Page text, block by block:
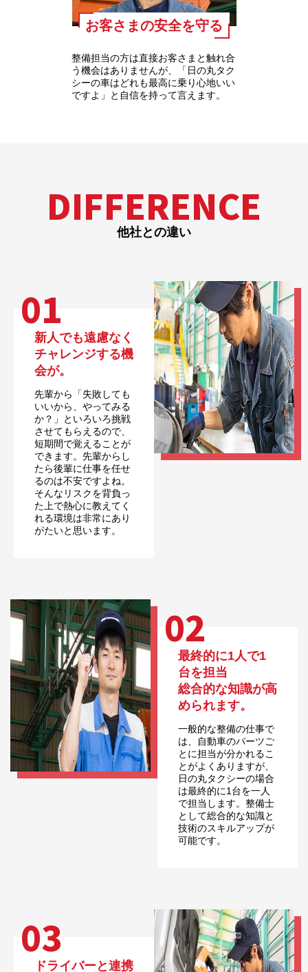
お客さまの安全を守る
整備担当の方は直接お客さまと触れ合
う機会はありませんが、「日の丸タク
シーの車はどれも最高に乗り心地いい
ですよ」と自信を持って言えます。
DIFFERENCE
他社との違い
01
新人でも遠慮なく
チャレンジする機
会が。
先輩から「失敗しても
いいから、やってみる
か？」といろいろ挑戦
させてもらえるので、
短期間で覚えることが
できます。先輩からし
たら後輩に仕事を任せ
るのは不安ですよね。
そんなリスクを背負っ
た上で熱心に教えてく
れる環境は非常にあり
がたいと思います。
02
最終的に1人で1
台を担当
総合的な知識が高
められます。
一般的な整備の仕事で
は、自動車のパーツご
とに担当が分かれるこ
とがよくありますが、
日の丸タクシーの場合
は最終的に1台を一人
で担当します。整備士
として総合的な知識と
技術のスキルアップが
可能です。
03
ドライバーと連携